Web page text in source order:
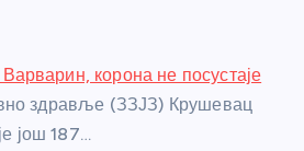
корона не посустаје
здравље (ЗЗЈЗ) Крушевац
још 187…